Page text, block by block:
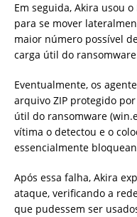
Em seguida, Akira usou o
para se mover
maior número possível
carga útil do
Eventualmente, os
arquivo ZIP protegido
útil do ransomware
vítima o detectou e o
essencialmente
Após essa falha, Akira
ataque, verificando a
que pudessem ser